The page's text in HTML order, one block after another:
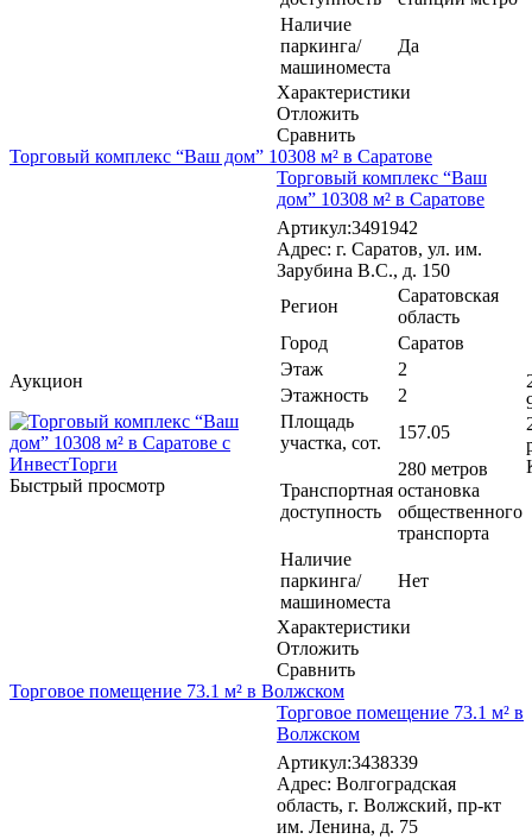
Наличие
паркинга/
машиноместа
Да
Характеристики
Отложить
Сравнить
Торговый комплекс “Ваш дом” 10308 м² в Саратове
Аукцион
Быстрый просмотр
Торговый комплекс “Ваш
дом” 10308 м² в Саратове
Артикул:3491942
Адрес: г. Саратов, ул. им.
Зарубина В.С., д. 150
Регион
Саратовская
область
Город
Саратов
Этаж
2
Этажность
2
Площадь
участка, сот.
157.05
Транспортная
доступность
280 метров
остановка
общественного
транспорта
Наличие
паркинга/
машиноместа
Нет
Характеристики
Отложить
Сравнить
Торговое помещение 73.1 м² в Волжском
Торговое помещение 73.1 м² в
Волжском
Артикул:3438339
Адрес: Волгоградская
область, г. Волжский, пр-кт
им. Ленина, д. 75